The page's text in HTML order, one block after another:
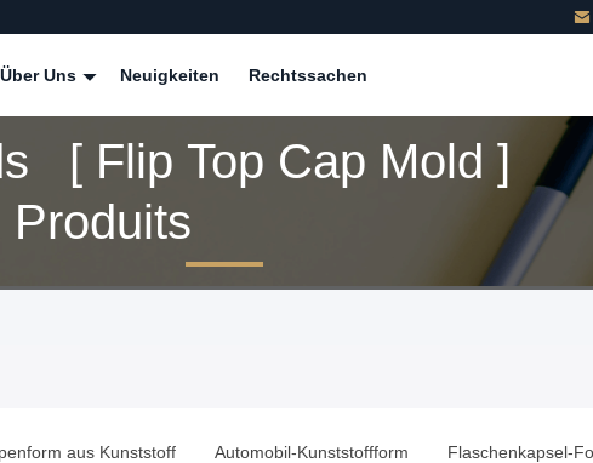
Über Uns Neuigkeiten Rechtssachen
[ Flip Top Cap Mold ]
Produits
aus Kunststoff Automobil-Kunststoffform Flaschenkapsel-